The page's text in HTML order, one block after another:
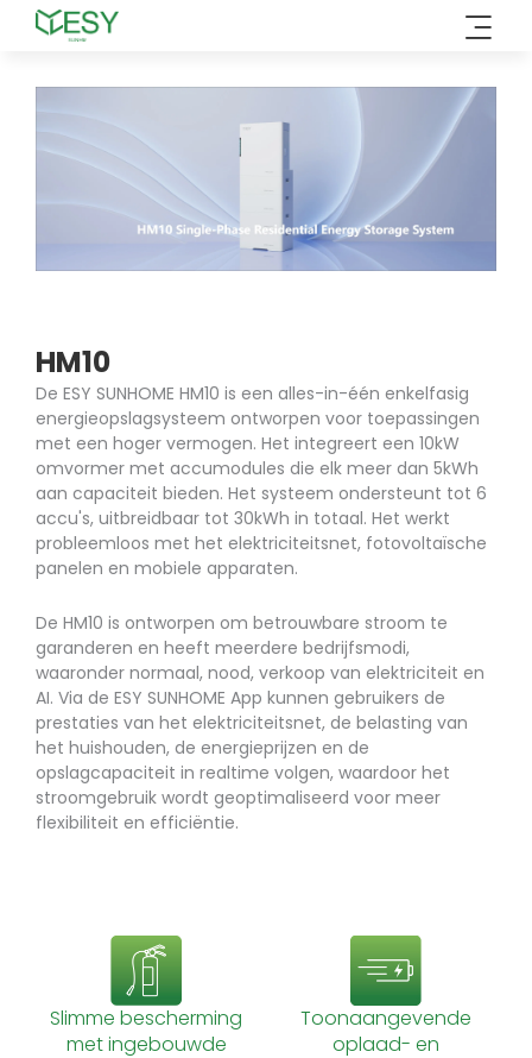
Overslaan
HM10
De ESY SUNHOME HM10 is een alles-in-één enkelfasig
energieopslagsysteem ontworpen voor toepassingen
met een hoger vermogen. Het integreert een 10kW
omvormer met accumodules die elk meer dan 5kWh
aan capaciteit bieden. Het systeem ondersteunt tot 6
accu's, uitbreidbaar tot 30kWh in totaal. Het werkt
probleemloos met het elektriciteitsnet, fotovoltaïsche
panelen en mobiele apparaten.
De HM10 is ontworpen om betrouwbare stroom te
garanderen en heeft meerdere bedrijfsmodi,
waaronder normaal, nood, verkoop van elektriciteit en
AI. Via de ESY SUNHOME App kunnen gebruikers de
prestaties van het elektriciteitsnet, de belasting van
het huishouden, de energieprijzen en de
opslagcapaciteit in realtime volgen, waardoor het
stroomgebruik wordt geoptimaliseerd voor meer
flexibiliteit en efficiëntie.
Slimme bescherming
met ingebouwde
Toonaangevende
oplaad- en